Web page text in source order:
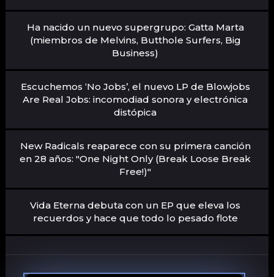
Ha nacido un nuevo supergrupo: Gatta Marta
(miembros de Melvins, Butthole Surfers, Big
Business)
Escuchemos ‘No Jobs’, el nuevo LP de Blowjobs
Are Real Jobs: incomodiad sonora y electrónica
distópica
New Radicals reaparece con su primera canción
en 28 años: "One Night Only (Break Loose Break
Free!)"
Vida Eterna debuta con un EP que eleva los
recuerdos y hace que todo lo pesado flote